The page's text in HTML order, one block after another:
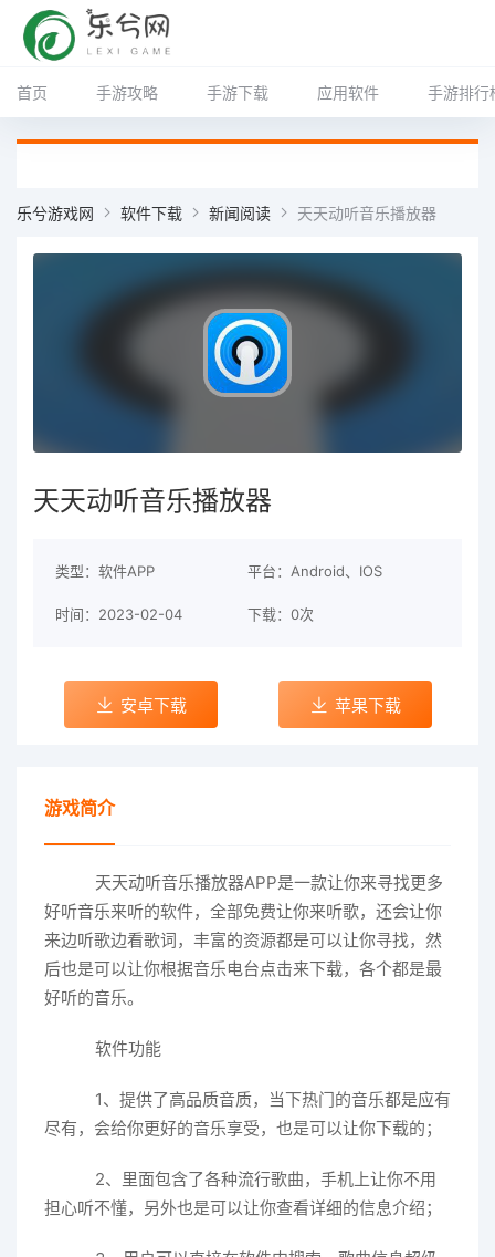
首页 手游攻略 手游下载 应用软件 手游排行
乐兮游戏网 软件下载 新闻阅读 天天动听音乐播放器
天天动听音乐播放器
类型：软件APP 平台：Android、IOS
时间：2023-02-04 下载：0次
安卓下载 苹果下载
游戏简介
天天动听音乐播放器APP是一款让你来寻找更多
好听音乐来听的软件，全部免费让你来听歌，还会让你
来边听歌边看歌词，丰富的资源都是可以让你寻找，然
后也是可以让你根据音乐电台点击来下载，各个都是最
好听的音乐。
软件功能
1、提供了高品质音质，当下热门的音乐都是应有
尽有，会给你更好的音乐享受，也是可以让你下载的；
2、里面包含了各种流行歌曲，手机上让你不用
担心听不懂，另外也是可以让你查看详细的信息介绍；